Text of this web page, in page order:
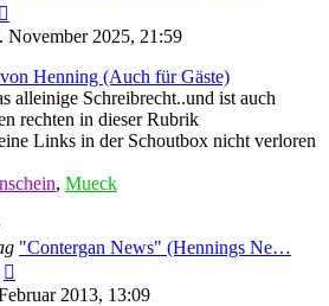
Beitrag
2025, 21:59
Henning (Auch für Gäste)
alleinige Schreibrecht..und ist auch
rechten in dieser Rubrik
Links in der Schoutbox nicht verloren
, Mueck
"Contergan News" (Hennings Ne…
Beitrag2013, 13:09